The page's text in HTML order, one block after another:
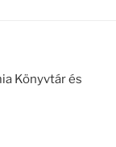
Könyvtár és